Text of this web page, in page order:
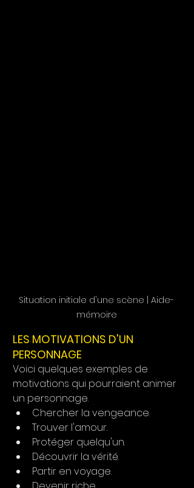
Situation initiale d'une scène | Aide-
mémoire
LES MOTIVATIONS D'UN
PERSONNAGE
Voici quelques exemples de
motivations qui pourraient animer
un personnage.
Chercher la vengeance.
Trouver l'amour.
Protéger quelqu'un.
Découvrir la vérité.
Partir en voyage.